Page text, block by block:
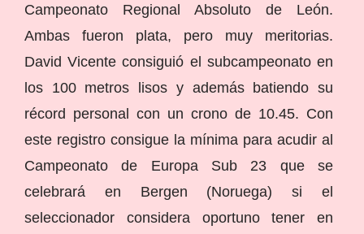
Campeonato Regional Absoluto de León.
Ambas fueron plata, pero muy meritorias.
David Vicente consiguió el subcampeonato en
los 100 metros lisos y además batiendo su
récord personal con un crono de 10.45. Con
este registro consigue la mínima para acudir al
Campeonato de Europa Sub 23 que se
celebrará en Bergen (Noruega) si el
seleccionador considera oportuno tener en